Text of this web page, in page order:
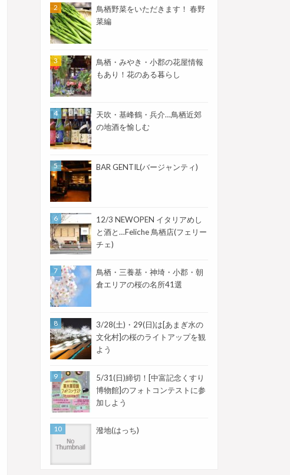
鳥栖野菜をいただきます！ 春野
菜編
鳥栖・みやき・小郡の花屋情報
もあり！花のある暮らし
天吹・基峰鶴・兵介…鳥栖近郊
の地酒を愉しむ
BAR GENTIL(バージャンティ)
12/3 NEWOPEN イタリアめし
と酒と…Feliche 鳥栖店(フェリー
チェ)
鳥栖・三養基・神埼・小郡・朝
倉エリアの桜の名所41選
3/28(土)・29(日)は[あまぎ水の
文化村]の桜のライトアップを観
よう
5/31(日)締切！[中富記念くすり
博物館]のフォトコンテストに参
加しよう
潑地(はっち)